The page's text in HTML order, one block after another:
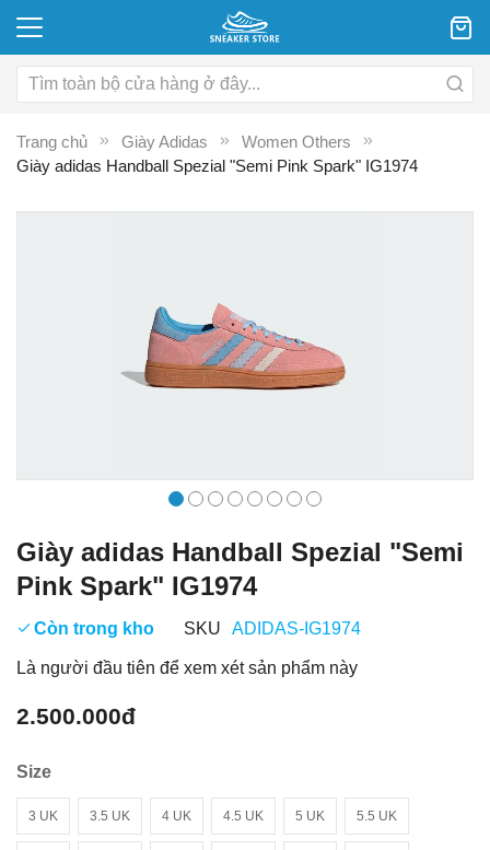
Trang chủ Giày Adidas
Women Others
Giày adidas Handball Spezial "Semi Pink Spark" IG1974
Giày adidas Handball Spezial "Semi
Pink Spark" IG1974
Còn trong kho SKU ADIDAS-IG1974
Là người đầu tiên để xem xét sản phẩm này
2.500.000đ
Size
3 UK 3.5 UK 4 UK 4.5 UK 5 UK 5.5 UK